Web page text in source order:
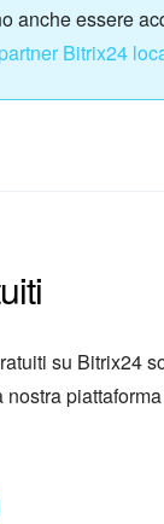
anche essere
partner Bitrix24
su Bitrix24